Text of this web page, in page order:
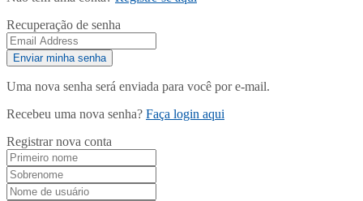
Recuperação de senha
Uma nova senha será enviada para você por e-mail.
Recebeu uma nova senha? Faça login aqui
Registrar nova conta